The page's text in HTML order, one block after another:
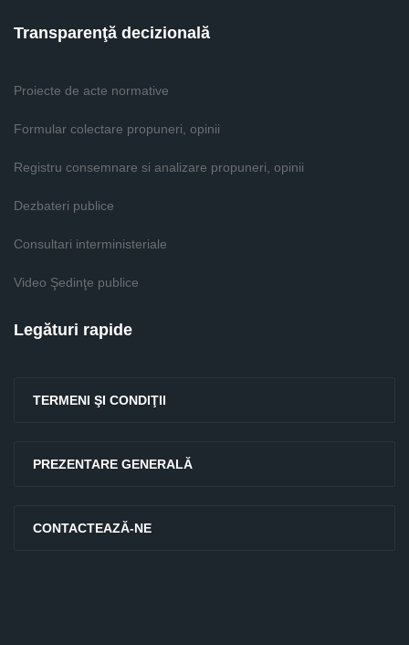
Transparenţă decizională
Proiecte de acte normative
Formular colectare propuneri, opinii
Registru consemnare si analizare propuneri, opinii
Dezbateri publice
Consultari interministeriale
Video Şedinţe publice
Legături rapide
TERMENI ŞI CONDIŢII
PREZENTARE GENERALĂ
CONTACTEAZĂ-NE